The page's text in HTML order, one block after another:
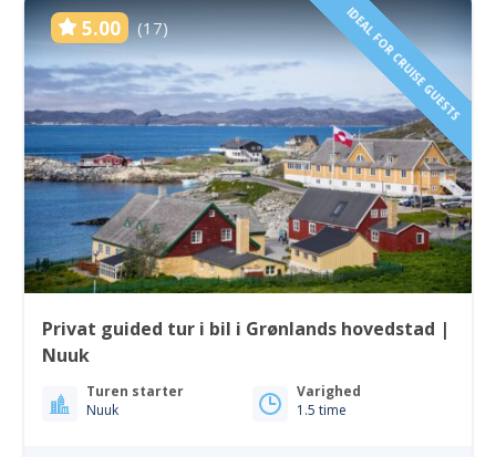
5.00 (17) IDEAL FOR CRUISE GUESTS
Privat guided tur i bil i Grønlands hovedstad |
Nuuk
Turen starter
Nuuk
Varighed
1.5 time